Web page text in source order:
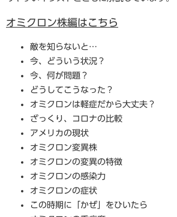
オミクロン株編はこちら
敵を知らないと…
今、どういう状況？
今、何が問題？
どうしてこうなった？
オミクロンは軽症だから大丈夫？
ざっくり、コロナの比較
アメリカの現状
オミクロン変異株
オミクロンの変異の特徴
オミクロンの感染力
オミクロンの症状
この時期に「かぜ」をひいたら